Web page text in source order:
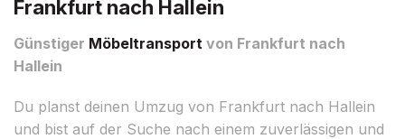
Frankfurt nach Hallein
Günstiger Möbeltransport von Frankfurt nach
Hallein
Du planst deinen Umzug von Frankfurt nach Hallein
und bist auf der Suche nach einem zuverlässigen und